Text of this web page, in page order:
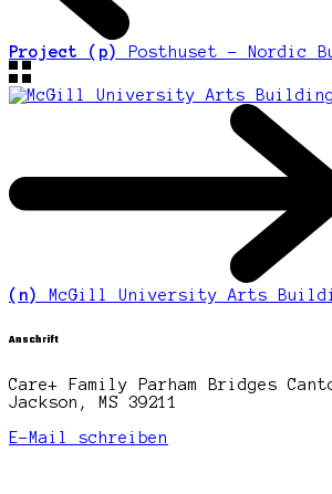
Project (p)
Posthuset - Nordic
(n)
McGill University Arts
Anschrift
Care+ Family Parham Bridges
Jackson, MS 39211
E-Mail schreiben